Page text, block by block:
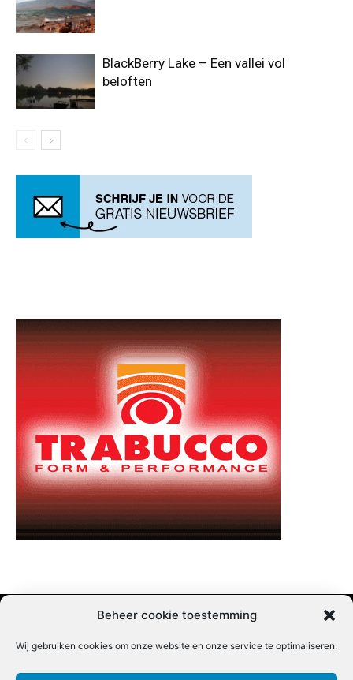
Beheer cookie toestemming
Wij gebruiken cookies om onze website en onze service te optimaliseren.
BlackBerry Lake – Een vallei vol
beloften